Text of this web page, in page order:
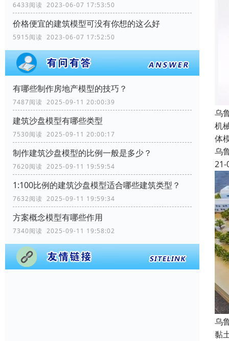
6433阅读 2023-06-07 17:53:50
价格便宜的建筑模型可没有你想的这么好
5915阅读 2023-06-07 17:52:50
有哪些制作房地产模型的技巧？
7487阅读 2025-09-11 20:00:39
建筑沙盘模型有哪些类型
7530阅读 2025-09-11 20:00:17
制作建筑沙盘模型的比例一般是多少？
7620阅读 2025-09-11 19:59:54
1:100比例的建筑沙盘模型适合哪些建筑类型？
7632阅读 2025-09-11 19:59:34
方案概念模型有哪些作用
7340阅读 2025-09-11 19:58:02
乌
机
体
乌
21-
乌
黏